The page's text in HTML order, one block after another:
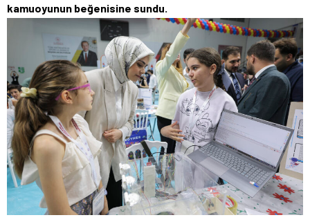
kamuoyunun beğenisine sundu.